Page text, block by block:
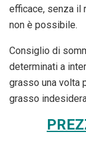
efficace, senza il
non è possibile.
Сonsiglio di
determinati a
grasso una volta
grasso